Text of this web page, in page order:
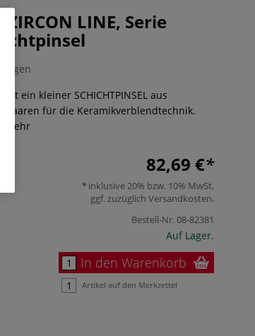
ZIRCON LINE, Serie
ist ein kleiner SCHICHTPINSEL aus
für die Keramikverblendtechnik.
Mehr
82,69 €
inklusive 20% bzw. 10% MwSt,
ggf. zuzüglich Versandkosten.
Bestell-Nr.08-82381
Auf Lager.
In den Warenkorb
Artikel auf den Merkzettel